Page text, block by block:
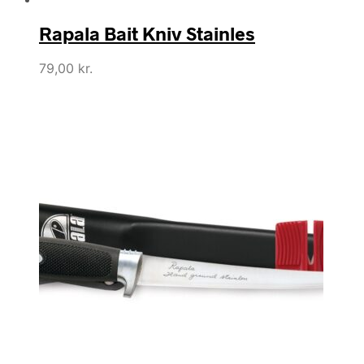
Rapala Bait Kniv Stainles
79,00 kr.